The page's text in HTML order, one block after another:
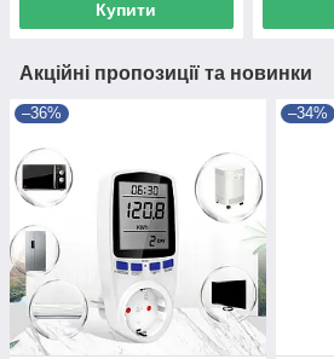
Купити
Акційні пропозиції та новинки
–36% –34%